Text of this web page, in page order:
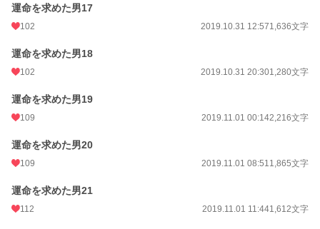
運命を求めた男17
102 2019.10.31 12:571,636文字
運命を求めた男18
102 2019.10.31 20:301,280文字
運命を求めた男19
109 2019.11.01 00:142,216文字
運命を求めた男20
109 2019.11.01 08:51 1,865文字
運命を求めた男21
112 2019.11.01 11:441,612文字